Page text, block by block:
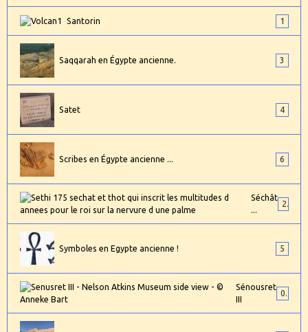
Santorin 1
Saqqarah en Égypte ancienne. 3
Satet 4
Scribes en Égypte ancienne ... 6
Séchât
...
2
Symboles en Egypte ancienne ! 5
Sénousret
III
0